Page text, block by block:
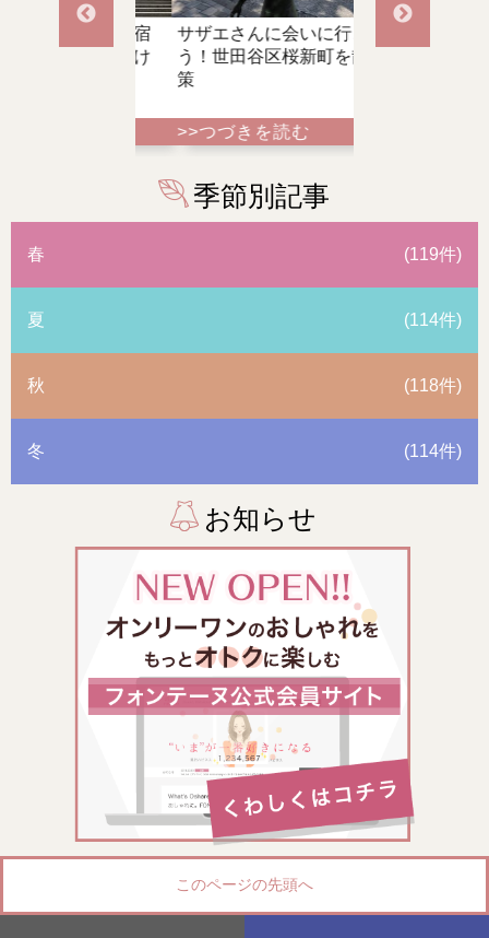
サザエさんに会いに行こ
う！世田谷区桜新町を散
>>つづきを読む
季節別記事
春 (119件)
夏 (114件)
秋 (118件)
冬 (114件)
お知らせ
このページの先頭へ